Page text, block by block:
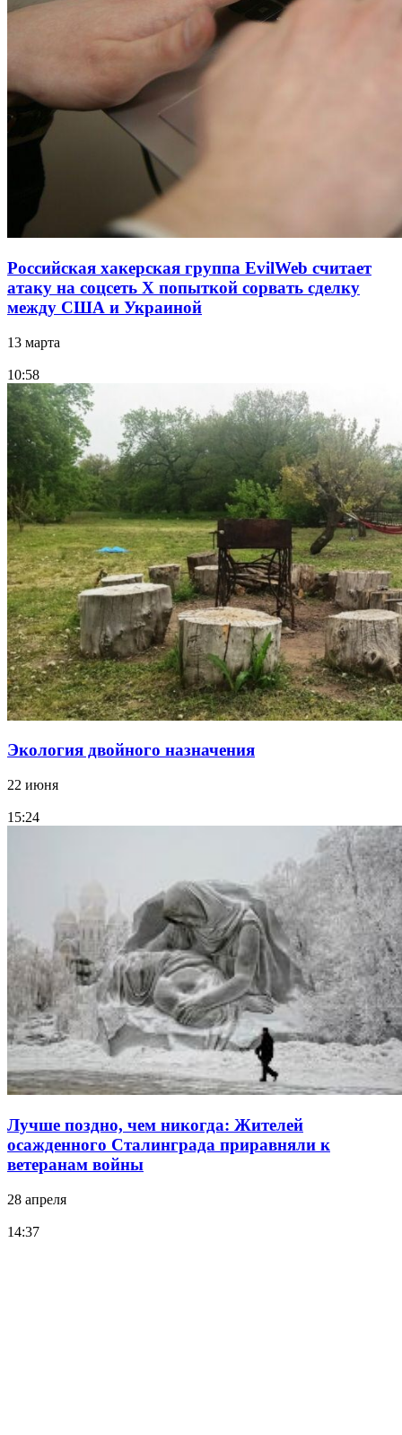
Российская хакерская группа EvilWeb считает
атаку на соцсеть Х попыткой сорвать сделку
между США и Украиной
13 марта
10:58
Экология двойного назначения
22 июня
15:24
Лучше поздно, чем никогда: Жителей
осажденного Сталинграда приравняли к
ветеранам войны
28 апреля
14:37